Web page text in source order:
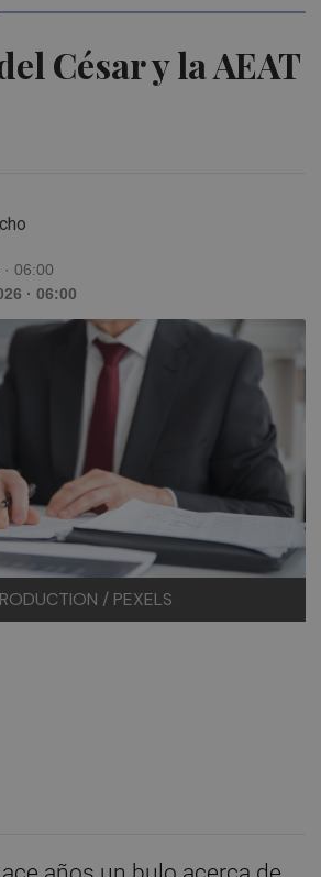
César y la AEAT
06:00
· 06:00
/ PEXELS